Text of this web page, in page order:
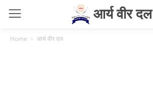
आर्य वीर दल
Home आर्य वीर दल